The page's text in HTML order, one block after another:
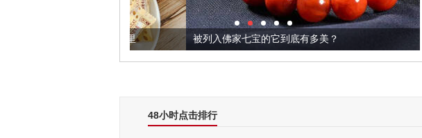
被列入佛家七宝的它到底有多美？
48小时点击排行